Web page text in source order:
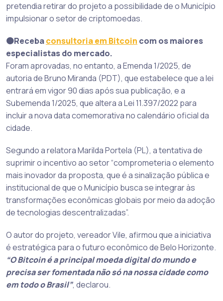
pretendia retirar do projeto a possibilidade de o Município
impulsionar o setor de criptomoedas.
🟠Recebaconsultoria em Bitcoin com os maiores
especialistas do mercado.
Foram aprovadas, no entanto, a Emenda 1/2025, de
autoria de Bruno Miranda (PDT), que estabelece que a lei
entrará em vigor 90 dias após sua publicação, e a
Subemenda 1/2025, que altera a Lei 11.397/2022 para
incluir a nova data comemorativa no calendário oficial da
cidade.
Segundo a relatora Marilda Portela (PL), a tentativa de
suprimir o incentivo ao setor “comprometeria o elemento
mais inovador da proposta, que é a sinalização pública e
institucional de que o Município busca se integrar às
transformações econômicas globais por meio da adoção
de tecnologias descentralizadas”.
O autor do projeto, vereador Vile, afirmou que a iniciativa
é estratégica para o futuro econômico de Belo Horizonte.
“O Bitcoin é a principal moeda digital do mundo e
precisa ser fomentada não só na nossa cidade como
em todo o Brasil”, declarou.